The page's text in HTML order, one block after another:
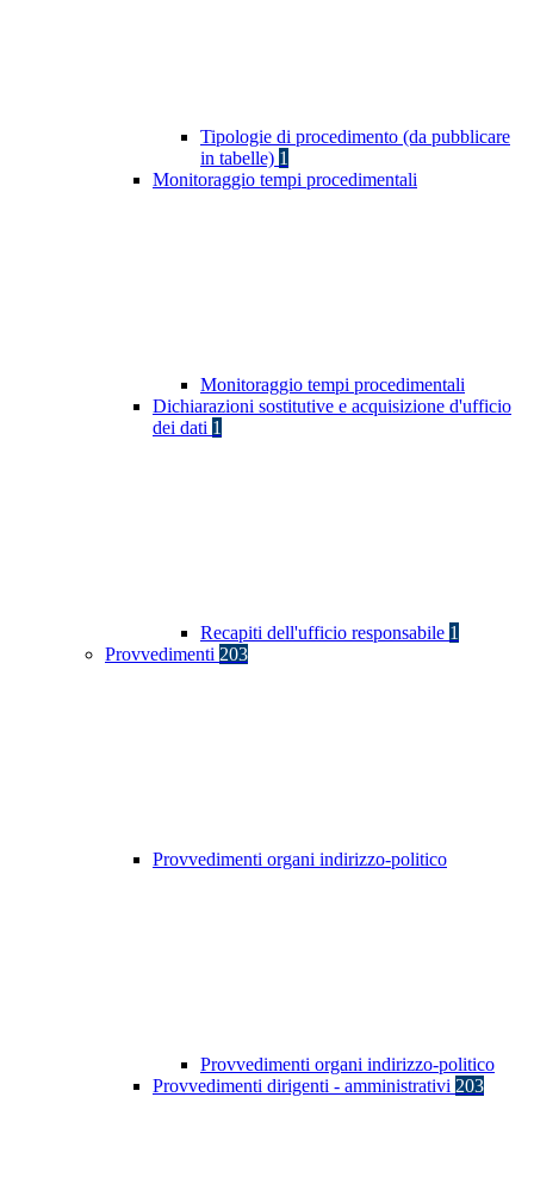
Tipologie di procedimento (da pubblicare
in tabelle) 1
Monitoraggio tempi procedimentali
Monitoraggio tempi procedimentali
Dichiarazioni sostitutive e acquisizione d'ufficio
dei dati 1
Recapiti dell'ufficio responsabile 1
Provvedimenti 203
Provvedimenti organi indirizzo-politico
Provvedimenti organi indirizzo-politico
Provvedimenti dirigenti - amministrativi 203